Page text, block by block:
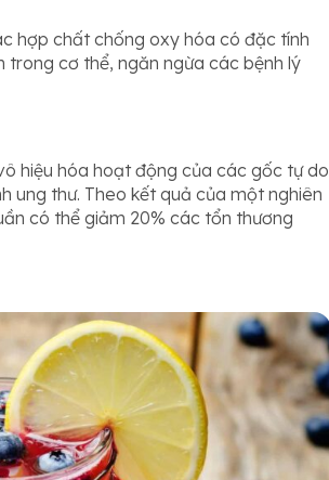
hợp chất chống oxy hóa có đặc tính
cơ thể, ngăn ngừa các bệnh lý
hiệu hóa hoạt động của các gốc tự do
ung thư. Theo kết quả của một nghiên
có thể giảm 20% các tổn thương